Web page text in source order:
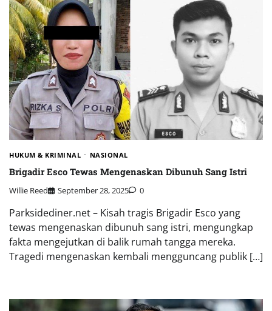
HUKUM & KRIMINAL NASIONAL
Brigadir Esco Tewas Mengenaskan Dibunuh Sang Istri
Willie Reed September 28, 2025 0
Parksidediner.net – Kisah tragis Brigadir Esco yang
tewas mengenaskan dibunuh sang istri, mengungkap
fakta mengejutkan di balik rumah tangga mereka.
Tragedi mengenaskan kembali mengguncang publik […]